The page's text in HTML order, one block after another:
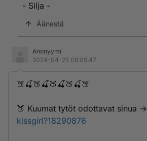
- Silja -
Äänestä
Anonyymi
2024-04-25 09:05:47
🍑🍒🍑🍒🍑🍒🍑🍒🍑
🍑 K­­­u­­­u­m­­­a­­t­­­ ­­t­­y­­t­ö­­­t­ ­o­d­­o­­­t­t­a­v­­a­­­t­­ ­s­­­i­n­u­­a­ ->
kissgirl?18290876